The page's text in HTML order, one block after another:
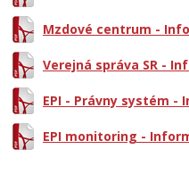
Mzdové centrum -
Verejná správa SR -
EPI - Právny systém
EPI monitoring -